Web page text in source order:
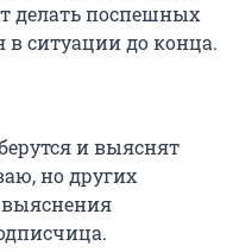
делать поспешных
в ситуации до конца.
и выяснят
но других